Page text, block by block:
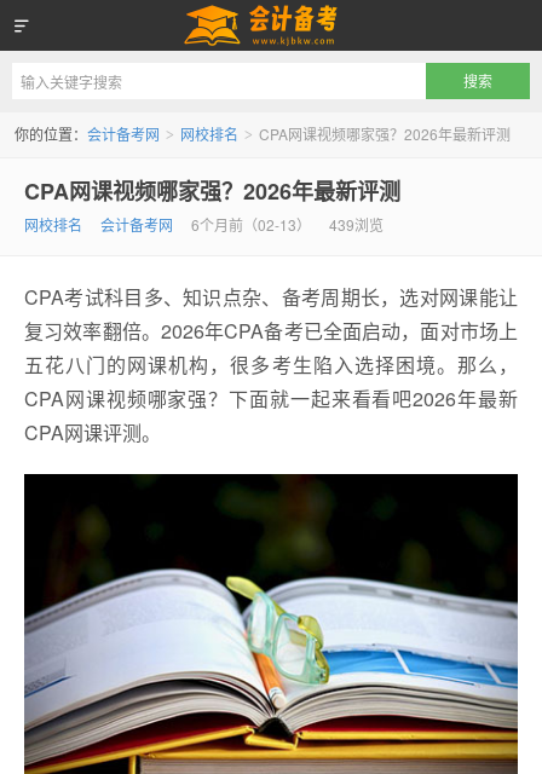
会计备考网
你的位置： 会计备考网 > 网校排名 > CPA网课视频哪家强？2026年最新评测
CPA网课视频哪家强？2026年最新评测
网校排名 会计备考网 6个月前（02-13） 439浏览
CPA考试科目多、知识点杂、备考周期长，选对网课能让
复习效率翻倍。2026年CPA备考已全面启动，面对市场上
五花八门的网课机构，很多考生陷入选择困境。那么，
CPA网课视频哪家强？下面就一起来看看吧2026年最新
CPA网课评测。